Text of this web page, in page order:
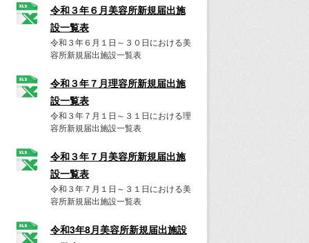
令和３年６月美容所新規届出施
設一覧表
令和３年６月１日～３０日における美
容所新規届出施設一覧表
令和３年７月理容所新規届出施
設一覧表
令和３年７月１日～３１日における理
容所新規届出施設一覧表
令和３年７月美容所新規届出施
設一覧表
令和３年７月１日～３１日における美
容所新規届出施設一覧表
令和3年8月美容所新規届出施設